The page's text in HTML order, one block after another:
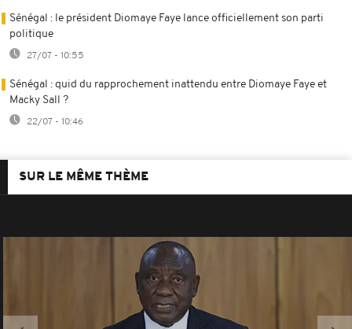
Sénégal : le président Diomaye Faye lance officiellement son parti
politique
27/07 - 10:55
Sénégal : quid du rapprochement inattendu entre Diomaye Faye et
Macky Sall ?
22/07 - 10:46
SUR LE MÊME THÈME